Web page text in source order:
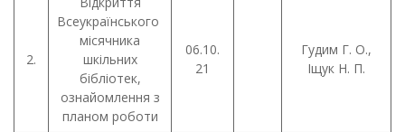
2.
Всеукраїнського
місячника
шкільних
бібліотек,
ознайомлення з
планом роботи
06.10.
21
Гудим Г. О.,
Іщук Н. П.